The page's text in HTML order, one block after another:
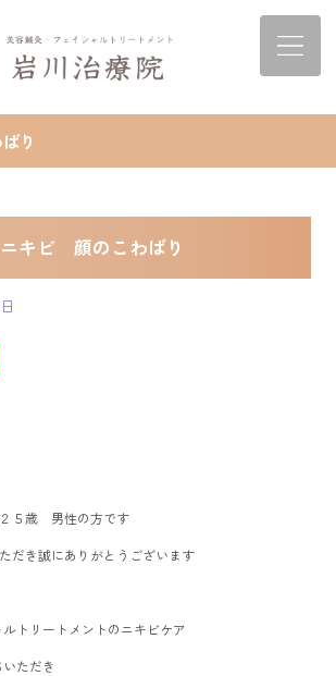
り
ニキビ 顔のこわばり
５歳 男性の方です
だき誠にありがとうございます
トリートメントのニキビケア
ただき